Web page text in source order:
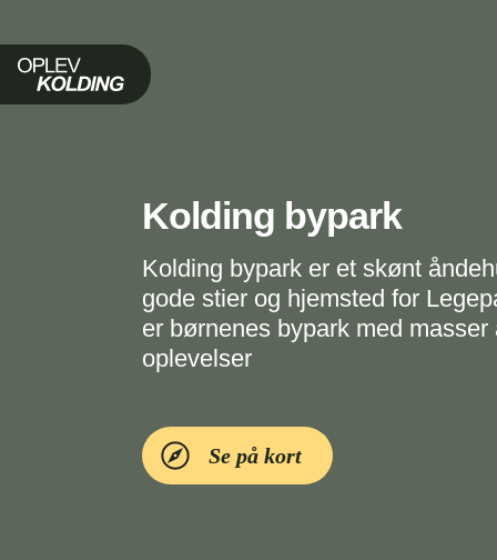
Oplev Kolding
Kolding bypark
Kolding bypark er et skønt
gode stier og hjemsted for
er børnenes bypark med masser
oplevelser
Se på kort